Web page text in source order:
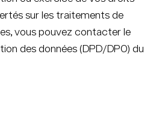
sur les traitements de
vous pouvez contacter le
des données (DPD/DPO) du